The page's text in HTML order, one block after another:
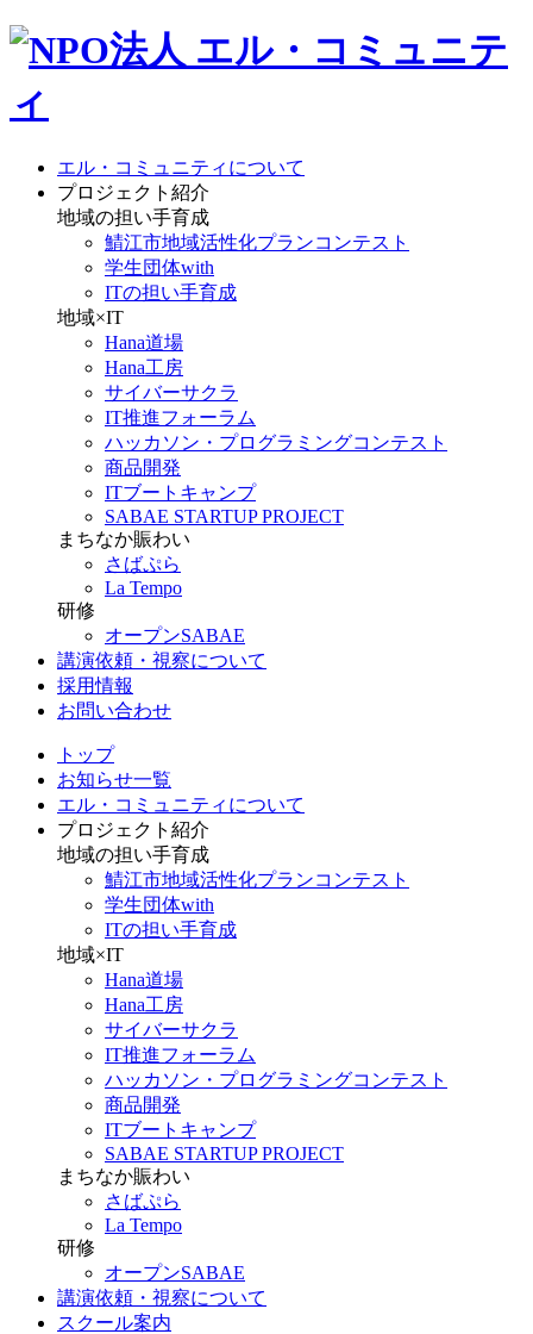
エル・コミュニティについて
プロジェクト紹介
地域の担い手育成
鯖江市地域活性化プランコンテスト
学生団体with
ITの担い手育成
地域×IT
Hana道場
Hana工房
サイバーサクラ
IT推進フォーラム
ハッカソン・プログラミングコンテスト
商品開発
ITブートキャンプ
SABAE STARTUP PROJECT
まちなか賑わい
さばぷら
La Tempo
研修
オープンSABAE
講演依頼・視察について
採用情報
お問い合わせ
トップ
お知らせ一覧
エル・コミュニティについて
プロジェクト紹介
地域の担い手育成
鯖江市地域活性化プランコンテスト
学生団体with
ITの担い手育成
地域×IT
Hana道場
Hana工房
サイバーサクラ
IT推進フォーラム
ハッカソン・プログラミングコンテスト
商品開発
ITブートキャンプ
SABAE STARTUP PROJECT
まちなか賑わい
さばぷら
La Tempo
研修
オープンSABAE
講演依頼・視察について
スクール案内